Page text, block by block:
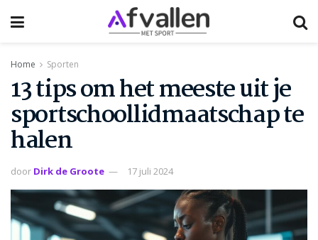
Home Sporten
13 tips om het meeste uit je
sportschoollidmaatschap te
halen
door Dirk de Groote 17 juli 2024